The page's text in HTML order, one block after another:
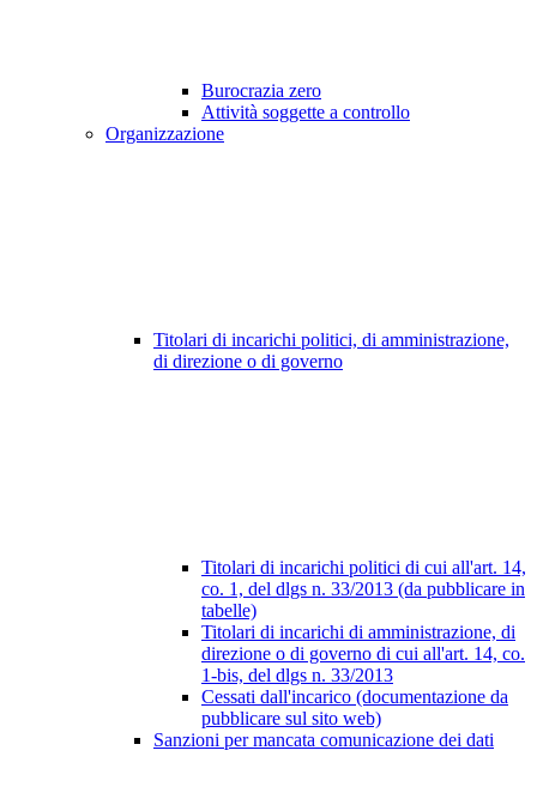
Burocrazia zero
Attività soggette a controllo
Organizzazione
Titolari di incarichi politici, di amministrazione,
di direzione o di governo
Titolari di incarichi politici di cui all'art. 14,
co. 1, del dlgs n. 33/2013 (da pubblicare in
tabelle)
Titolari di incarichi di amministrazione, di
direzione o di governo di cui all'art. 14, co.
1-bis, del dlgs n. 33/2013
Cessati dall'incarico (documentazione da
pubblicare sul sito web)
Sanzioni per mancata comunicazione dei dati